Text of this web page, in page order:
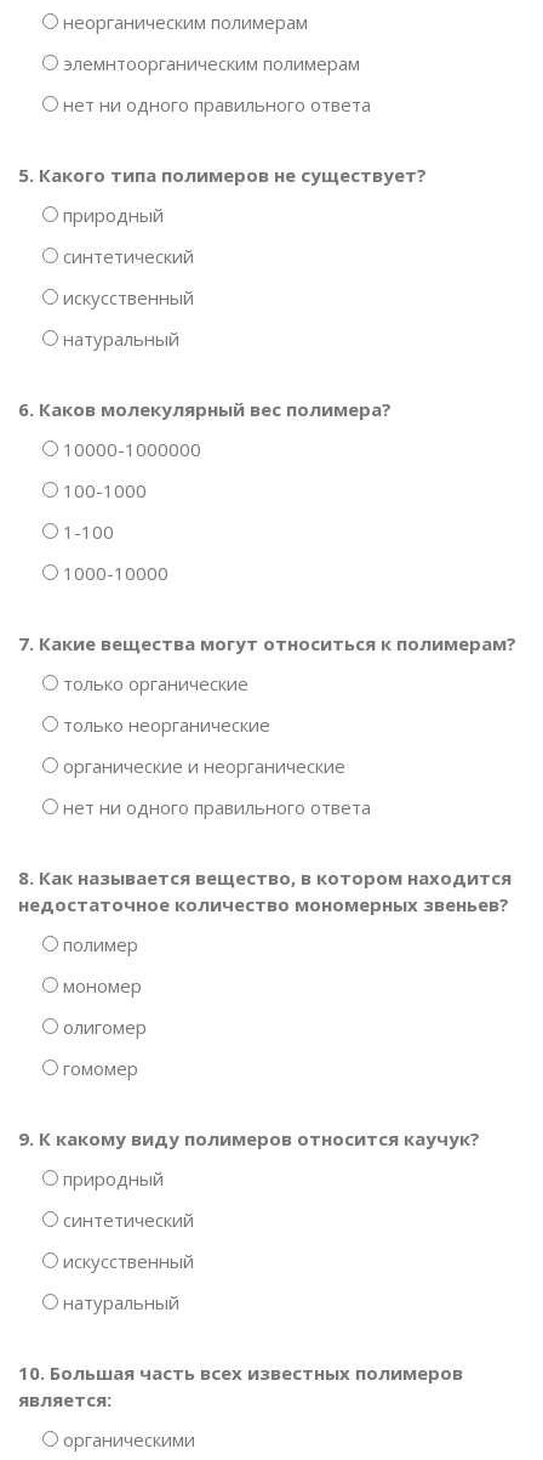
неорганическим полимерам
элемнтоорганическим полимерам
нет ни одного правильного ответа
5. Какого типа полимеров не существует?
природный
синтетический
искусственный
натуральный
6. Каков молекулярный вес полимера?
10000-1000000
100-1000
1-100
1000-10000
7. Какие вещества могут относиться к полимерам?
только органические
только неорганические
органические и неорганические
нет ни одного правильного ответа
8. Как называется вещество, в котором находится
недостаточное количество мономерных звеньев?
полимер
мономер
олигомер
гомомер
9. К какому виду полимеров относится каучук?
природный
синтетический
искусственный
натуральный
10. Большая часть всех известных полимеров
является:
органическими